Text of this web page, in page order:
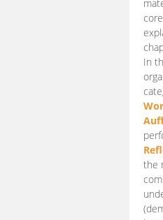
In
the